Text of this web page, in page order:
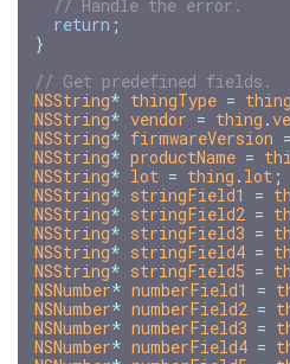
return ;
}
NSString* thingType = thing
NSString* vendor = thing .
NSString* firmwareVersion =
NSString* productName =
NSString* lot = thing . lot ;
NSString* stringField1 =
NSString* stringField2 =
NSString* stringField3 =
NSString* stringField4 =
NSString* stringField5 =
NSNumber* numberField1 =
NSNumber* numberField2 =
NSNumber* numberField3 =
NSNumber* numberField4 =